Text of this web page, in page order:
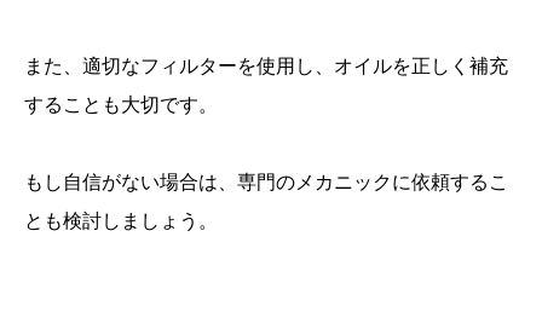
また、適切なフィルターを使用し、オイルを正しく補充
することも大切です。
もし自信がない場合は、専門のメカニックに依頼するこ
とも検討しましょう。